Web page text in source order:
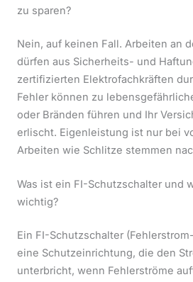
zu sparen?
Nein, auf keinen Fall. Arbeiten an
dürfen aus Sicherheits- und
zertifizierten Elektrofachkräften
Fehler können zu
oder Bränden führen und Ihr
erlischt. Eigenleistung ist nur bei
Arbeiten wie Schlitze stemmen
Was ist ein FI-Schutzschalter und
wichtig?
Ein FI-Schutzschalter
eine Schutzeinrichtung, die den
unterbricht, wenn Fehlerströme